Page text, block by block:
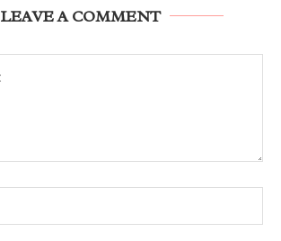
LEAVE A COMMENT